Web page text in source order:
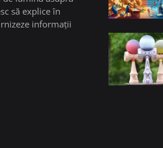
să explice în
informații